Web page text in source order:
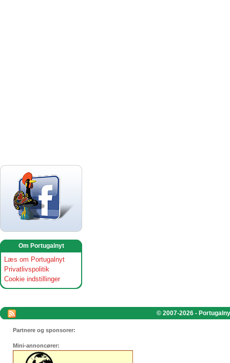
Om Portugalnyt
Læs om Portugalnyt
Privatlivspolitik
Cookie indstillinger
© 2007-2026 -
Partnere og sponsorer:
Mini-annoncører: